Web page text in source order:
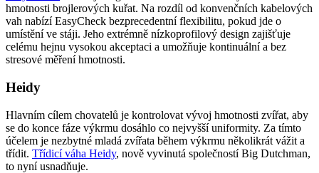
hmotnosti brojlerových kuřat. Na rozdíl od konvenčních kabelových
vah nabízí EasyCheck bezprecedentní flexibilitu, pokud jde o
umístění ve stáji. Jeho extrémně nízkoprofilový design zajišťuje
celému hejnu vysokou akceptaci a umožňuje kontinuální a bez
stresové měření hmotnosti.
Heidy
Hlavním cílem chovatelů je kontrolovat vývoj hmotnosti zvířat, aby
se do konce fáze výkrmu dosáhlo co nejvyšší uniformity. Za tímto
účelem je nezbytné mladá zvířata během výkrmu několikrát vážit a
třídit. Třídicí váha Heidy, nově vyvinutá společností Big Dutchman,
to nyní usnadňuje.